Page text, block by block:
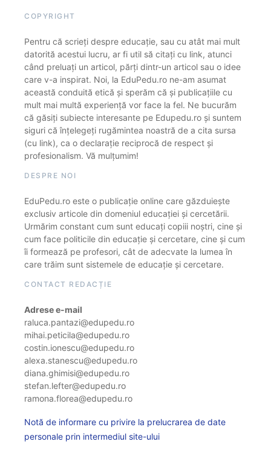
COPYRIGHT
Pentru că scrieți despre educație, sau cu atât mai mult
datorită acestui lucru, ar fi util să citați cu link, atunci
când preluați un articol, părți dintr-un articol sau o idee
care v-a inspirat. Noi, la EduPedu.ro ne-am asumat
această conduită etică și sperăm că și publicațiile cu
mult mai multă experiență vor face la fel. Ne bucurăm
că găsiți subiecte interesante pe Edupedu.ro și suntem
siguri că înțelegeți rugămintea noastră de a cita sursa
(cu link), ca o declarație reciprocă de respect și
profesionalism. Vă mulțumim!
DESPRE NOI
EduPedu.ro este o publicație online care găzduiește
exclusiv articole din domeniul educației și cercetării.
Urmărim constant cum sunt educați copiii noștri, cine și
cum face politicile din educație și cercetare, cine și cum
îi formează pe profesori, cât de adecvate la lumea în
care trăim sunt sistemele de educație și cercetare.
CONTACT REDACȚIE
Adrese e-mail
raluca.pantazi@edupedu.ro
mihai.peticila@edupedu.ro
costin.ionescu@edupedu.ro
alexa.stanescu@edupedu.ro
diana.ghimisi@edupedu.ro
stefan.lefter@edupedu.ro
ramona.florea@edupedu.ro
Notă de informare cu privire la prelucrarea de date
personale prin intermediul site-ului